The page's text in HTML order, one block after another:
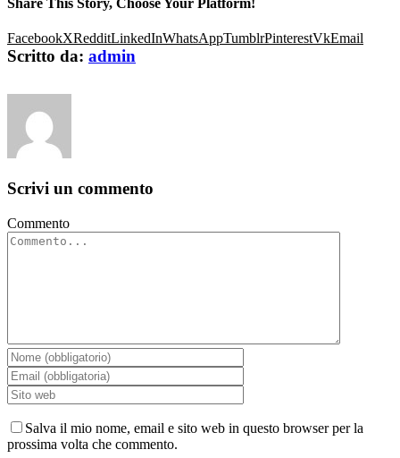
FacebookXRedditLinkedInWhatsAppTumblrPinterestVkEmail
Scritto da: admin
Scrivi un commento
Commento
Salva il mio nome, email e sito web in questo browser per la
prossima volta che commento.